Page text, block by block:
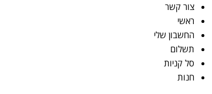
צור קשר
ראשי
החשבון שלי
תשלום
סל קניות
חנות